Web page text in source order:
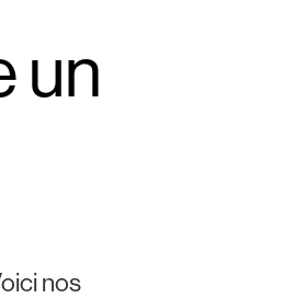
un
nos